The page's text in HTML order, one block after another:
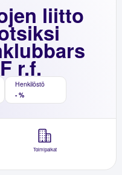
liitto
r.f.
Henkilöstö
- %
Toimipaikat